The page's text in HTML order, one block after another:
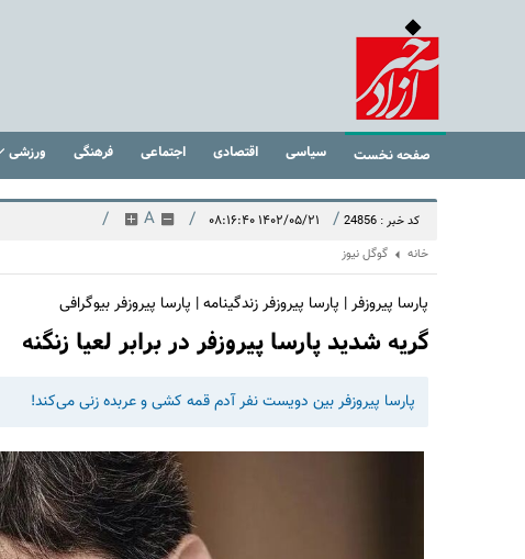
صفحه نخست سیاسی اقتصادی اجتماعی فرهنگی ورزشی
کد خبر : 24856 / ۱۴۰۲/۰۵/۲۱ ۰۸:۱۶:۴۰ /
A
/
خانه گوگل نیوز
پارسا پیروزفر | پارسا پیروزفر زندگینامه | پارسا پیروزفر بیوگرافی
گریه شدید پارسا پیروزفر در برابر لعیا زنگنه
پارسا پیروزفر بین دویست نفر آدم قمه کشی و عربده زنی می‌کند!